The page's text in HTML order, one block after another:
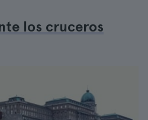
los cruceros